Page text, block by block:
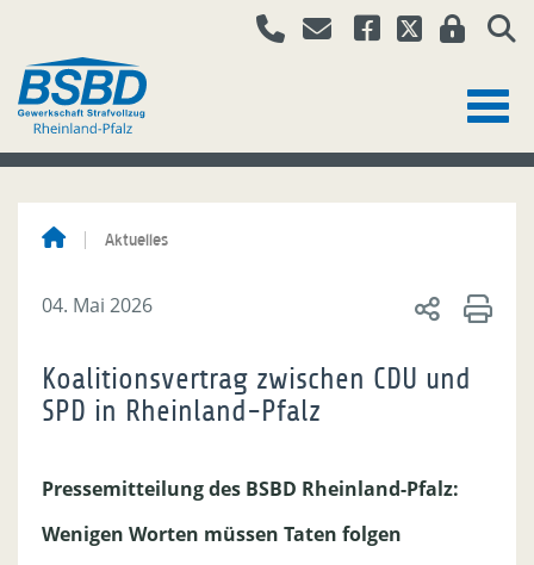
Aktuelles
04. Mai 2026
Koalitionsvertrag zwischen CDU und
SPD in Rheinland-Pfalz
Pressemitteilung des BSBD Rheinland-Pfalz:
Wenigen Worten müssen Taten folgen